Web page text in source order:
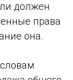
должен
права
она.